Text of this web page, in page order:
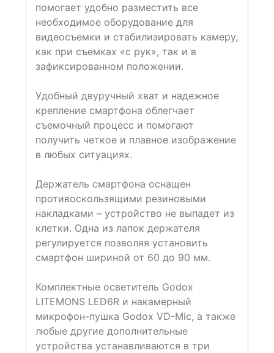
помогает удобно разместить все
необходимое оборудование для
видеосъемки и стабилизировать камеру,
как при съемках «с рук», так и в
зафиксированном положении.
Удобный двуручный хват и надежное
крепление смартфона облегчает
съемочный процесс и помогают
получить четкое и плавное изображение
в любых ситуациях.
Держатель смартфона оснащен
противоскользящими резиновыми
накладками – устройство не выпадет из
клетки. Одна из лапок держателя
регулируется позволяя установить
смартфон шириной от 60 до 90 мм.
Комплектные осветитель Godox
LITEMONS LED6R и накамерный
микрофон-пушка Godox VD-Mic, а также
любые другие дополнительные
устройства устанавливаются в три